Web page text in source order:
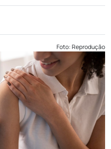
Foto: Reprodução